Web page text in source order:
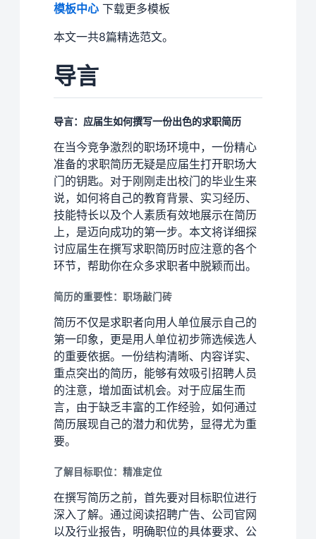
模板中心 下载更多模板
本文一共8篇精选范文。
导言
导言：应届生如何撰写一份出色的求职简历
在当今竞争激烈的职场环境中，一份精心
准备的求职简历无疑是应届生打开职场大
门的钥匙。对于刚刚走出校门的毕业生来
说，如何将自己的教育背景、实习经历、
技能特长以及个人素质有效地展示在简历
上，是迈向成功的第一步。本文将详细探
讨应届生在撰写求职简历时应注意的各个
环节，帮助你在众多求职者中脱颖而出。
简历的重要性：职场敲门砖
简历不仅是求职者向用人单位展示自己的
第一印象，更是用人单位初步筛选候选人
的重要依据。一份结构清晰、内容详实、
重点突出的简历，能够有效吸引招聘人员
的注意，增加面试机会。对于应届生而
言，由于缺乏丰富的工作经验，如何通过
简历展现自己的潜力和优势，显得尤为重
要。
了解目标职位：精准定位
在撰写简历之前，首先要对目标职位进行
深入了解。通过阅读招聘广告、公司官网
以及行业报告，明确职位的具体要求、公